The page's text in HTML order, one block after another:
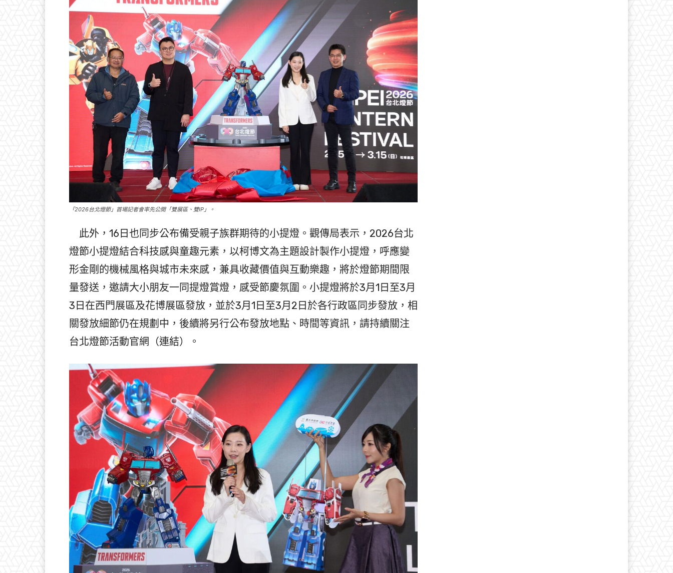
「2026台北燈節」首場記者會率先公開「雙展區、雙IP」。
此外，16日也同步公布備受親子族群期待的小提燈。觀傳局表示，2026台北
燈節小提燈結合科技感與童趣元素，以柯博文為主題設計製作小提燈，呼應變
形金剛的機械風格與城市未來感，兼具收藏價值與互動樂趣，將於燈節期間限
量發送，邀請大小朋友一同提燈賞燈，感受節慶氛圍。小提燈將於3月1日至3月
3日在西門展區及花博展區發放，並於3月1日至3月2日於各行政區同步發放，相
關發放細節仍在規劃中，後續將另行公布發放地點、時間等資訊，請持續關注
台北燈節活動官網（連結）。